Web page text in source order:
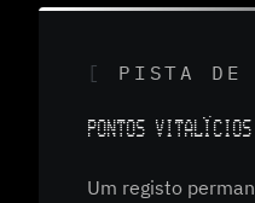
PISTA DE
PONTOS VITALÍCIOS
Um registo